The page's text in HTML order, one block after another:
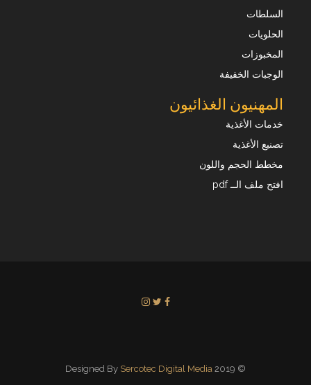
السلطات
الحلويات
المخبوزات
الوجبات الخفيفة
المهنيون الغذائيون
خدمات الأغذية
تصنيع الأغذية
مخطط الحجم واللون
افتح ملف الــ pdf
© 2019 Designed By
Sercotec Digital Media